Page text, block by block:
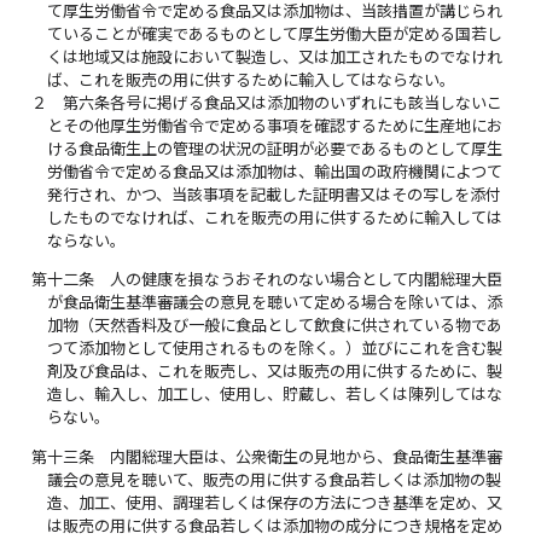
て厚生労働省令で定める食品又は添加物は、当該措置が講じられ
ていることが確実であるものとして厚生労働大臣が定める国若し
くは地域又は施設において製造し、又は加工されたものでなけれ
ば、これを販売の用に供するために輸入してはならない。
２
第六条各号に掲げる食品又は添加物のいずれにも該当しないこ
とその他厚生労働省令で定める事項を確認するために生産地にお
ける食品衛生上の管理の状況の証明が必要であるものとして厚生
労働省令で定める食品又は添加物は、輸出国の政府機関によつて
発行され、かつ、当該事項を記載した証明書又はその写しを添付
したものでなければ、これを販売の用に供するために輸入しては
ならない。
第十二条
人の健康を損なうおそれのない場合として内閣総理大臣
が食品衛生基準審議会の意見を聴いて定める場合を除いては、添
加物（天然香料及び一般に食品として飲食に供されている物であ
つて添加物として使用されるものを除く。）並びにこれを含む製
剤及び食品は、これを販売し、又は販売の用に供するために、製
造し、輸入し、加工し、使用し、貯蔵し、若しくは陳列してはな
らない。
第十三条
内閣総理大臣は、公衆衛生の見地から、食品衛生基準審
議会の意見を聴いて、販売の用に供する食品若しくは添加物の製
造、加工、使用、調理若しくは保存の方法につき基準を定め、又
は販売の用に供する食品若しくは添加物の成分につき規格を定め